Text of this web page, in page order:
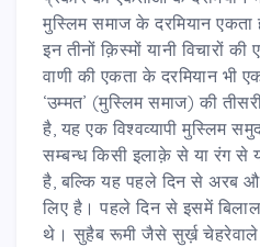
मुस्लिम समाज के दरमियान एकता
इन तीनों क़िस्मों यानी विचारों
वाणी की एकता के दरमियान भी
‘उम्मत’ (मुस्लिम समाज) की
है, यह एक विश्वव्यापी मुस्लिम
सम्बन्ध किसी इलाक़े से या रंग से
है, बल्कि यह पहले दिन से अरब
लिए है। पहले दिन से इसमें बिलाल
थे। सुहैब रूमी जैसे सुर्ख़